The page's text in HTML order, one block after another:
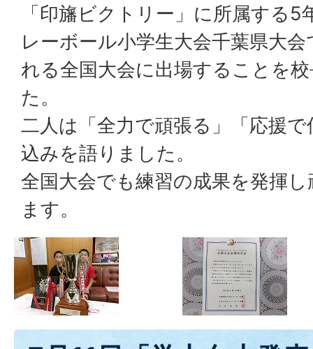
「印旛ビクトリー」に所属する
レーボール小学生大会千葉県大
れる全国大会に出場することを
た。
二人は「全力で頑張る」「応援
込みを語りました。
全国大会でも練習の成果を発揮
ます。